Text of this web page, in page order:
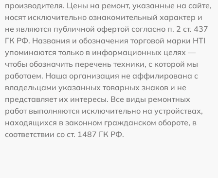
производителя. Цены на ремонт, указанные на сайте,
носят исключительно ознакомительный характер и
не являются публичной офертой согласно п. 2 ст. 437
ГК РФ. Названия и обозначения торговой марки HTI
упоминаются только в информационных целях —
чтобы обозначить перечень техники, с которой мы
работаем. Наша организация не аффилирована с
владельцами указанных товарных знаков и не
представляет их интересы. Все виды ремонтных
работ выполняются исключительно на устройствах,
находящихся в законном гражданском обороте, в
соответствии со ст. 1487 ГК РФ.